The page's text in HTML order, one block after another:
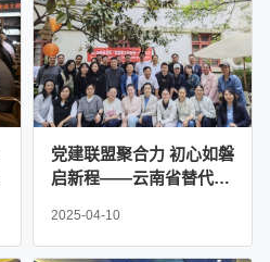
党建联盟聚合力 初心如磐
启新程——云南省替代种
合严家地社区党委举办主
题茶话会
2025-04-10